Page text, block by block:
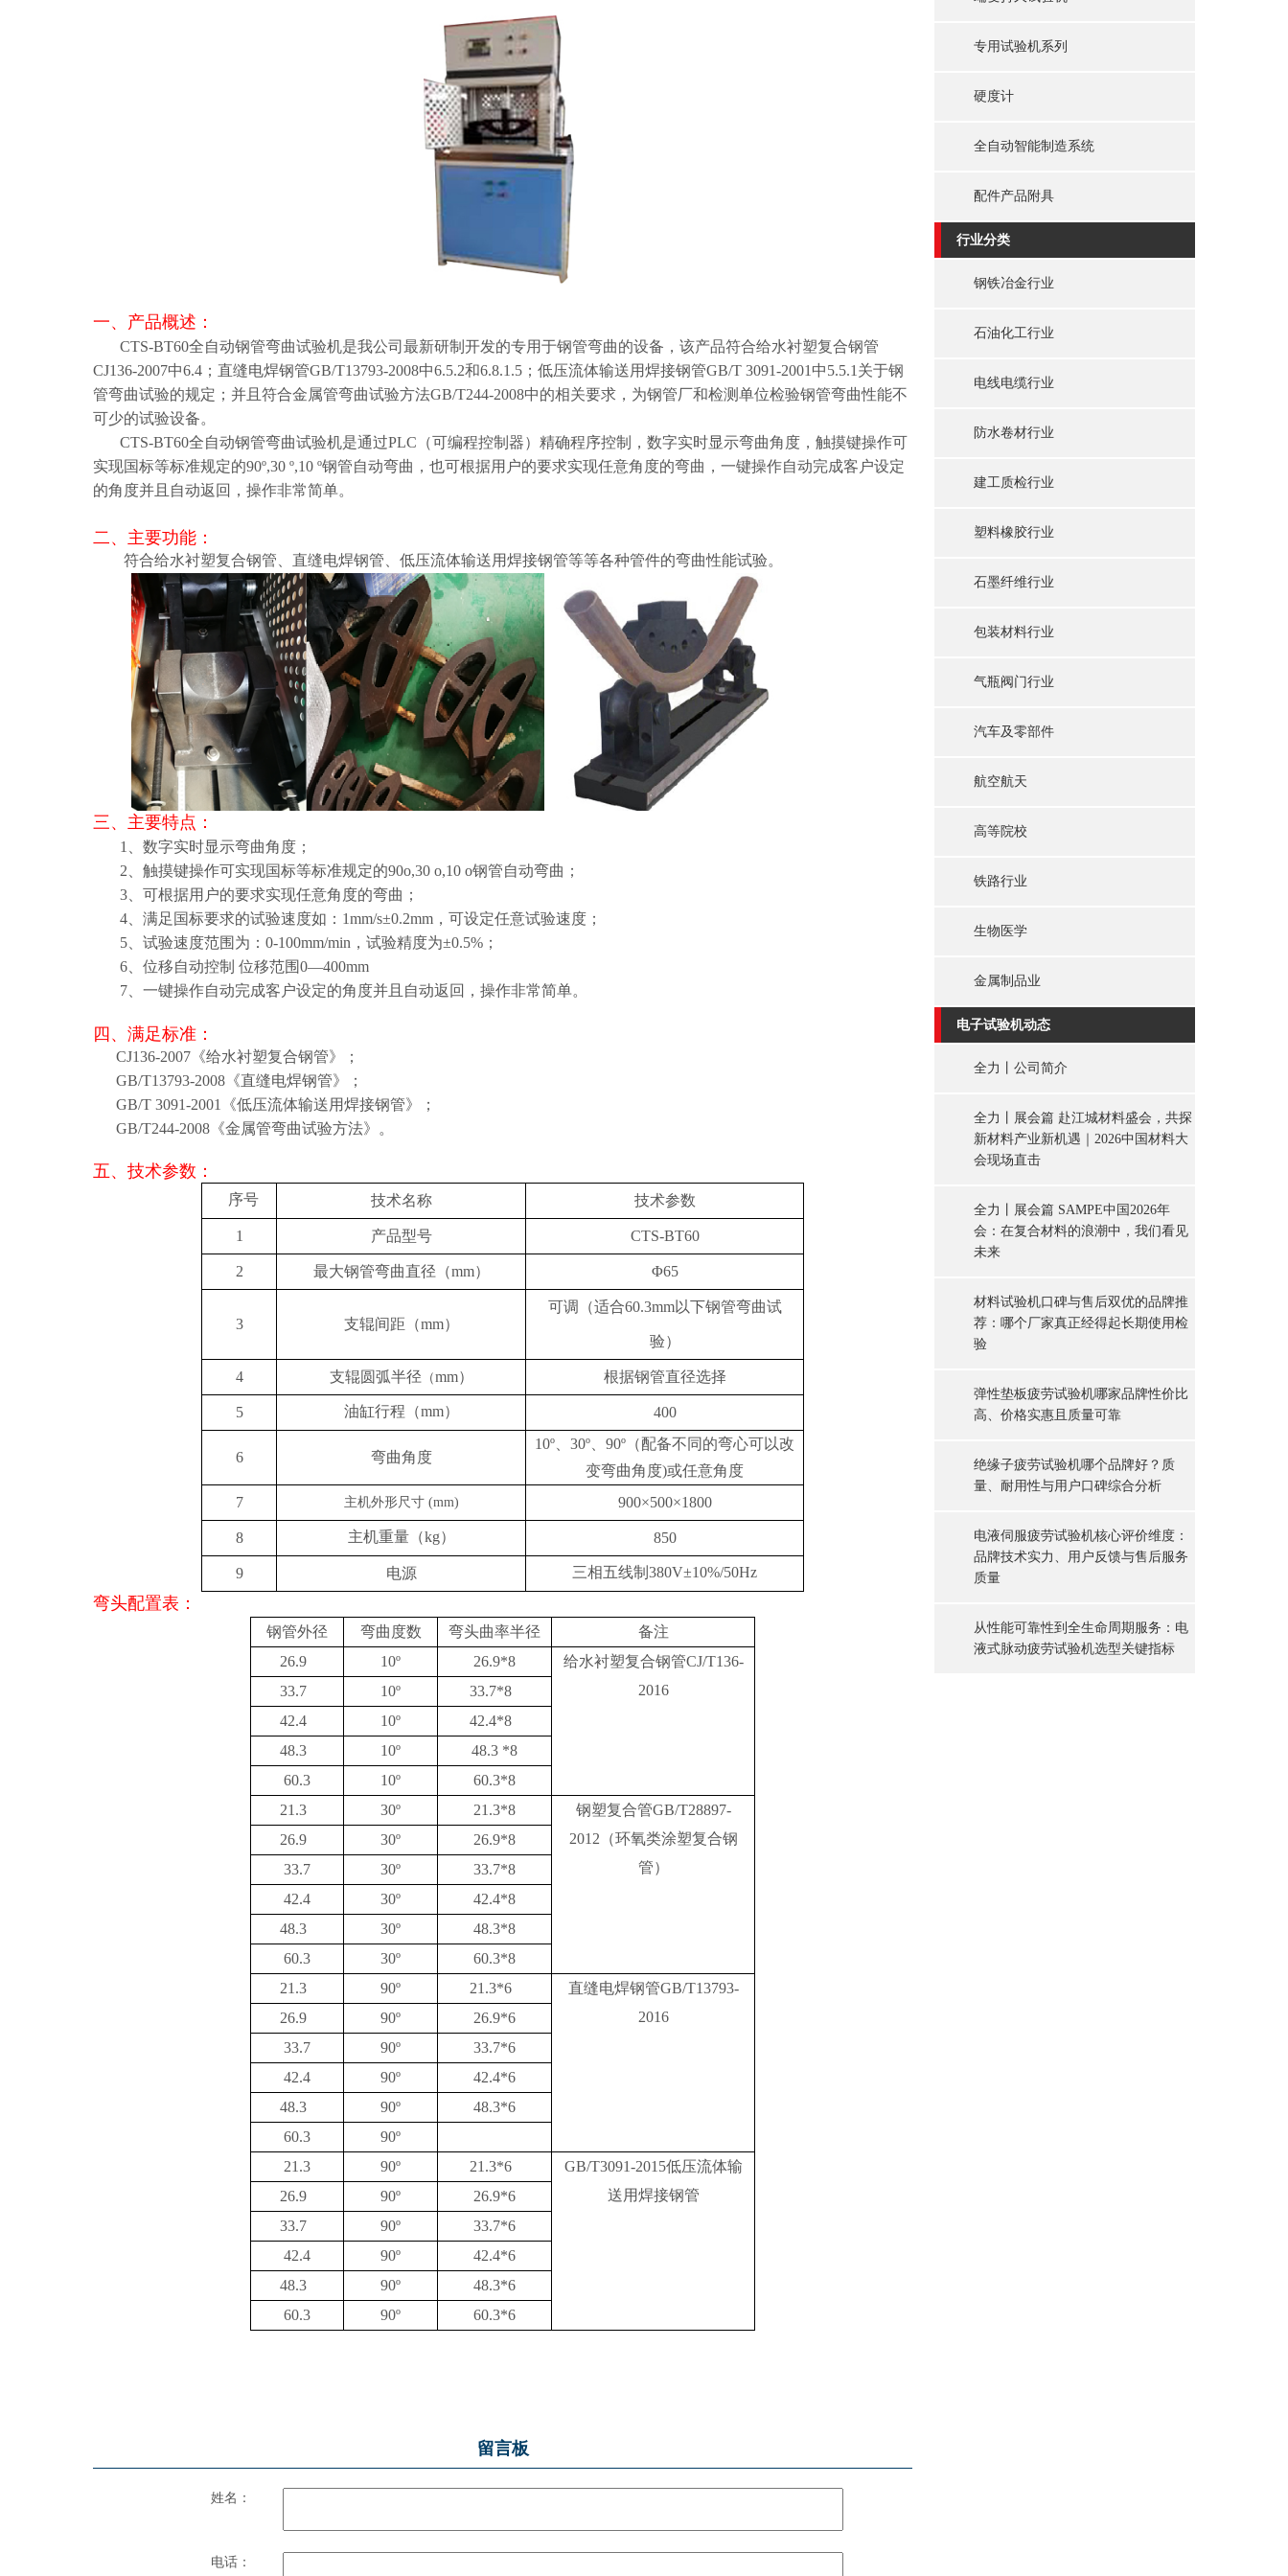
一、产品概述：
CTS-BT60全自动钢管弯曲试验机是我公司最新研制开发的专用于钢管弯曲的设备，该产品符合给水衬塑复合钢管
CJ136-2007中6.4；直缝电焊钢管GB/T13793-2008中6.5.2和6.8.1.5；低压流体输送用焊接钢管GB/T 3091-2001中5.5.1关于钢
管弯曲试验的规定；并且符合金属管弯曲试验方法GB/T244-2008中的相关要求，为钢管厂和检测单位检验钢管弯曲性能不
可少的试验设备。
CTS-BT60全自动钢管弯曲试验机是通过PLC（可编程控制器）精确程序控制，数字实时显示弯曲角度，触摸键操作可
实现国标等标准规定的90º,30 º,10 º钢管自动弯曲，也可根据用户的要求实现任意角度的弯曲，一键操作自动完成客户设定
的角度并且自动返回，操作非常简单。
二、 主要功能：
符合给水衬塑复合钢管、直缝电焊钢管、低压流体输送用焊接钢管等等各种管件的弯曲性能试验。
三、主要特点：
1、数字实时显示弯曲角度；
2、触摸键操作可实现国标等标准规定的90o,30 o,10 o钢管自动弯曲；
3、可根据用户的要求实现任意角度的弯曲；
4、满足国标要求的试验速度如：1mm/s±0.2mm，可设定任意试验速度；
5、试验速度范围为：0-100mm/min，试验精度为±0.5%；
6、位移自动控制 位移范围0—400mm
7、一键操作自动完成客户设定的角度并且自动返回，操作非常简单。
四、满足标准：
CJ136-2007《给水衬塑复合钢管》；
GB/T13793-2008《直缝电焊钢管》；
GB/T 3091-2001《低压流体输送用焊接钢管》；
GB/T244-2008《金属管弯曲试验方法》。
五、技术参数：
序号 技术名称 技术参数
1 产品型号 CTS-BT60
2 最大钢管弯曲直径 （mm） Φ65
3 支辊间距 （mm）
可调（适合60.3mm以下钢管弯曲试
验）
4 支辊圆弧半径（mm） 根据钢管直径选择
5 油缸行程（mm） 400
6 弯曲角度
10º、30º、90º（配备不同的弯心可以改
变弯曲角度)或任意角度
7
主机外形尺寸 (mm) 900×500×1800
8 主机重量（kg） 850
9 电源 三相五线制380V±10%/50Hz
弯头配置表：
钢管外径 弯曲度数 弯头曲率半径
备注
26.9
10º 26.9*8
给水衬塑复合钢管CJ/T136-
2016
33.7 10º
33.7*8
42.4
10º
42.4*8
48.3
10º
48.3 *8
60.3
10º
60.3*8
21.3
30º 21.3*8
钢塑复合管GB/T28897-
2012（环氧类涂塑复合钢
管）
26.9 30º
26.9*8
33.7
30º
33.7*8
42.4
30º
42.4*8
48.3
30º
48.3*8
60.3
30º
60.3*8
21.3
90º 21.3*6
直缝电焊钢管GB/T13793-
2016
26.9 90º
26.9*6
33.7
90º
33.7*6
42.4
90º
42.4*6
48.3
90º
48.3*6
60.3
90º
21.3
90º 21.3*6
GB/T3091-2015低压流体输
送用焊接钢管
26.9 90º
26.9*6
33.7
90º
33.7*6
42.4
90º
42.4*6
48.3
90º
48.3*6
60.3
90º 60.3*6
留言板
姓名：
电话：
专用试验机系列
硬度计
全自动智能制造系统
配件产品附具
行业分类
钢铁冶金行业
石油化工行业
电线电缆行业
防水卷材行业
建工质检行业
塑料橡胶行业
石墨纤维行业
包装材料行业
气瓶阀门行业
汽车及零部件
航空航天
高等院校
铁路行业
生物医学
金属制品业
电子试验机动态
全力丨公司简介
全力丨展会篇 赴江城材料盛会，共探
新材料产业新机遇｜2026中国材料大
会现场直击
全力丨展会篇 SAMPE中国2026年
会：在复合材料的浪潮中，我们看见
未来
材料试验机口碑与售后双优的品牌推
荐：哪个厂家真正经得起长期使用检
验
弹性垫板疲劳试验机哪家品牌性价比
高、价格实惠且质量可靠
绝缘子疲劳试验机哪个品牌好？质
量、耐用性与用户口碑综合分析
电液伺服疲劳试验机核心评价维度：
品牌技术实力、用户反馈与售后服务
质量
从性能可靠性到全生命周期服务：电
液式脉动疲劳试验机选型关键指标